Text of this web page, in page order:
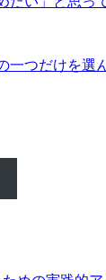
一つだけを